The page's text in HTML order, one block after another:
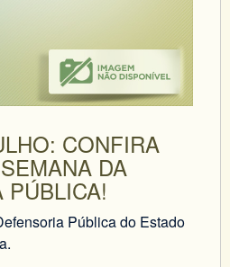
CONFIRA
DA
PÚBLICA!
Pública do Estado